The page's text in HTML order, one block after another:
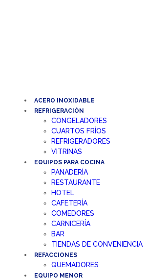
ACERO INOXIDABLE
REFRIGERACIÓN
CONGELADORES
CUARTOS FRÍOS
REFRIGERADORES
VITRINAS
EQUIPOS PARA COCINA
PANADERÍA
RESTAURANTE
HOTEL
CAFETERÍA
COMEDORES
CARNICERÍA
BAR
TIENDAS DE CONVENIENCIA
REFACCIONES
QUEMADORES
EQUIPO MENOR